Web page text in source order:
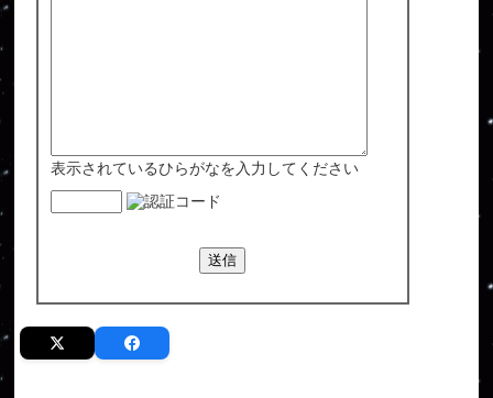
表示されているひらがなを入力してください